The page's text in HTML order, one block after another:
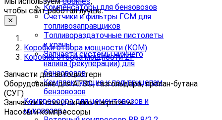
Компенсаторы для бензовозов
Счетчики и фильтры ГСМ для
топливозаправщиков
Топливораздаточные пистолеты
и краны
Запчасти системы нижнего
налива (рекуперации) для
бензовозов
Комплектующие к полуприцепам
бензовозов
Компрессора для цементовозов и
муковозов›
чтобы сайт работал лучше.
Коробки отбора мощности (КОМ)
Коробка отбора мощности ZF
Запчасти для автоцистерн
Оборудование для АГЗС, газгольдера, пропан-бутана
(СУГ)
Запчасти к спецтехнике и агрегаты
Насосы и компрессоры